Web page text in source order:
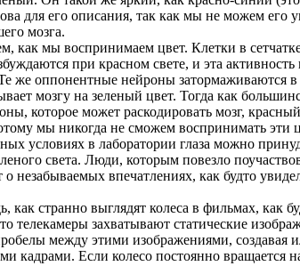
для его описания, так как мы не можем его
мозга.
как мы воспринимаем цвет. Клетки в
при красном свете, и эта активность
же оппонентные нейроны затормаживаются в
мозгу на зеленый цвет. Тогда как
которое может раскодировать мозг,
мы никогда не сможем воспринимать эти
условиях в лаборатории глаза можно
света. Люди, которым повезло
о незабываемых впечатлениях, как будто
как странно выглядят колеса в фильмах, как
телекамеры захватывают статические
между этими изображениями,
кадрами. Если колесо постоянно вращается